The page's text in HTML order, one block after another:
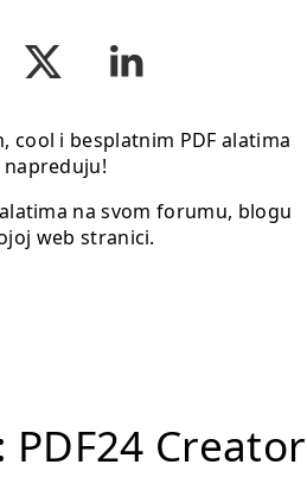
cool i besplatnim PDF alatima
napreduju!
na svom forumu, blogu
web stranici.
Creator